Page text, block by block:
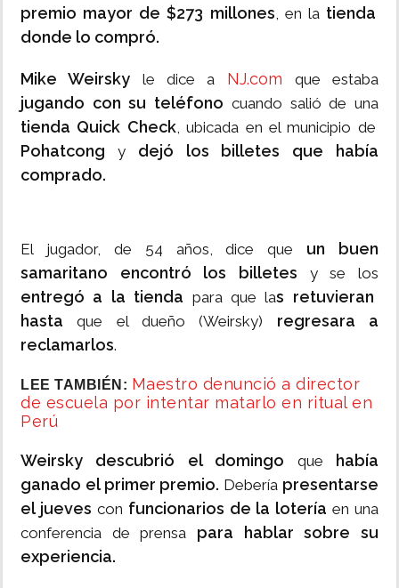
premio mayor de $273 millones, en latienda
donde lo compró.
Mike Weirsky le dice a NJ.com que estaba
jugando con su teléfono cuando salió de una
tienda Quick Check, ubicada en el municipio de
Pohatcong ydejó los billetes que había
comprado.
El jugador, de 54 años, dice que un buen
samaritano encontró los billetes y se los
entregó a la tienda para que las retuvieran
hasta que el dueño (Weirsky) regresara a
reclamarlos.
LEE TAMBIÉN: Maestro denunció a director
de escuela por intentar matarlo en ritual en
Perú
Weirsky descubrió el domingo que
había
ganado el primer premio. Debería presentarse
el jueves con funcionarios de la loteríaen una
conferencia de prensa para hablar sobre su
experiencia.